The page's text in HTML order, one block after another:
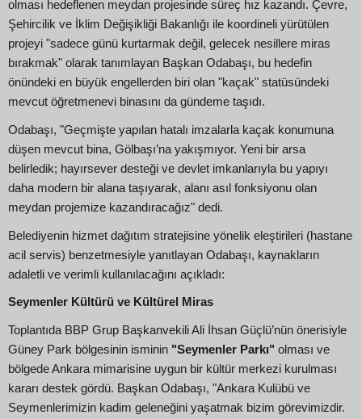
olması hedeflenen meydan projesinde süreç hız kazandı. Çevre,
Şehircilik ve İklim Değişikliği Bakanlığı ile koordineli yürütülen
projeyi "sadece günü kurtarmak değil, gelecek nesillere miras
bırakmak" olarak tanımlayan Başkan Odabaşı, bu hedefin
önündeki en büyük engellerden biri olan "kaçak" statüsündeki
mevcut öğretmenevi binasını da gündeme taşıdı.
Odabaşı, "Geçmişte yapılan hatalı imzalarla kaçak konumuna
düşen mevcut bina, Gölbaşı’na yakışmıyor. Yeni bir arsa
belirledik; hayırsever desteği ve devlet imkanlarıyla bu yapıyı
daha modern bir alana taşıyarak, alanı asıl fonksiyonu olan
meydan projemize kazandıracağız" dedi.
Belediyenin hizmet dağıtım stratejisine yönelik eleştirileri (hastane
acil servis) benzetmesiyle yanıtlayan Odabaşı, kaynakların
adaletli ve verimli kullanılacağını açıkladı:
Seymenler Kültürü ve Kültürel Miras
Toplantıda BBP Grup Başkanvekili Ali İhsan Güçlü’nün önerisiyle
Güney Park bölgesinin isminin "Seymenler Parkı" olması ve
bölgede Ankara mimarisine uygun bir kültür merkezi kurulması
kararı destek gördü. Başkan Odabaşı, "Ankara Kulübü ve
Seymenlerimizin kadim geleneğini yaşatmak bizim görevimizdir.